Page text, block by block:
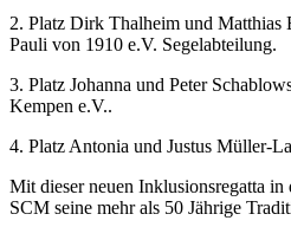
2. Platz Dirk Thalheim und Matthias
Pauli von 1910 e.V. Segelabteilung.
3. Platz Johanna und Peter
Kempen e.V..
4. Platz Antonia und Justus Müller-
Mit dieser neuen Inklusionsregatta in
SCM seine mehr als 50 Jährige